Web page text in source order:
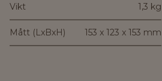
Vikt 1,3 kg
Mått (LxBxH) 153 x 123 x 153 mm